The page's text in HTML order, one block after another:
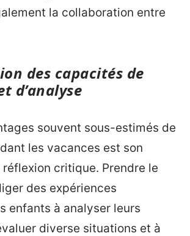
la collaboration entre
des capacités de
d’analyse
souvent sous-estimés de
les vacances est son
critique. Prendre le
des expériences
enfants à analyser leurs
diverse situations et à